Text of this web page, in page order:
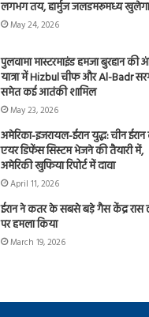
लगभग तय, हार्मुज जलडमरूमध्य
May 24, 2026
पुलवामा मास्टरमाइंड हमजा बुरहान की
यात्रा में Hizbul चीफ और Al-Badr
समेत कई आतंकी शामिल
May 23, 2026
अमेरिका-इजरायल-ईरान युद्ध: चीन
एयर डिफेंस सिस्टम भेजने की तैयारी में,
अमेरिकी खुफिया रिपोर्ट में दावा
April 11, 2026
ईरान ने कतर के सबसे बड़े गैस केंद्र रास
पर हमला किया
March 19, 2026